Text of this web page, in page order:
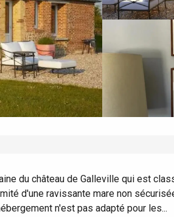
du château de Galleville qui est
d'une ravissante mare non
n'est pas adapté pour les...